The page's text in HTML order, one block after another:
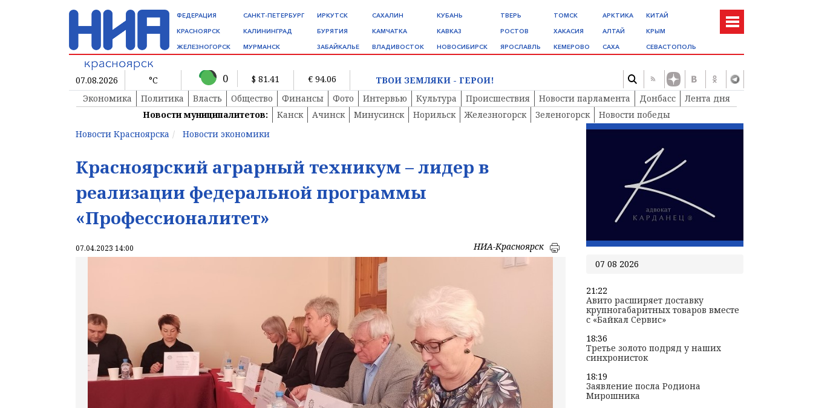
ФЕДЕРАЦИЯ
КРАСНОЯРСК
ЖЕЛЕЗНОГОРСК
САНКТ-ПЕТЕРБУРГ
КАЛИНИНГРАД
МУРМАНСК
ИРКУТСК
БУРЯТИЯ
ЗАБАЙКАЛЬЕ
САХАЛИН
КАМЧАТКА
ВЛАДИВОСТОК
КУБАНЬ
КАВКАЗ
НОВОСИБИРСК
ТВЕРЬ
РОСТОВ
ЯРОСЛАВЛЬ
ТОМСК
ХАКАСИЯ
КЕМЕРОВО
АРКТИКА
АЛТАЙ
САХА
КИТАЙ
КРЫМ
СЕВАСТОПОЛЬ
07.08.2026 °C 0 $ 81.41 € 94.06
ТВОИ ЗЕМЛЯКИ - ГЕРОИ!
Экономика
Политика Власть Общество Финансы Фото Интервью Культура Происшествия Новости парламента Донбасс
Лента дня
Новости муниципалитетов:
Канск Ачинск Минусинск Норильск Железногорск Зеленогорск
Новости победы
Новости Красноярска
Новости экономики
Красноярский аграрный техникум – лидер в
реализации федеральной программы
«Профессионалитет»
07.04.2023 14:00 НИА-Красноярск
07 08 2026
21:22
Авито расширяет доставку
крупногабаритных товаров вместе
с «Байкал Сервис»
18:36
Третье золото подряд у наших
синхронисток
18:19
Заявление посла Родиона
Мирошника